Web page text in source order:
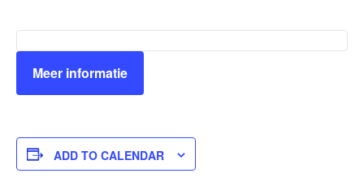
Meer informatie
ADD TO CALENDAR